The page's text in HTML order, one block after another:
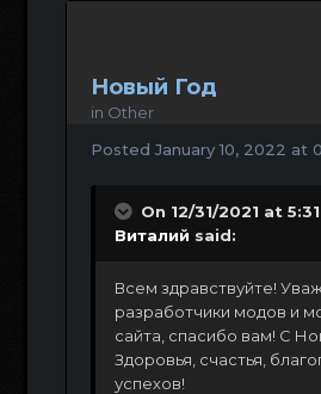
Новый Год
in Other
Posted January 10, 2022 at
On 12/31/2021 at
Виталий said:
Всем здравствуйте!
разработчики модов и
сайта, спасибо вам! С
Здоровья, счастья,
успехов!